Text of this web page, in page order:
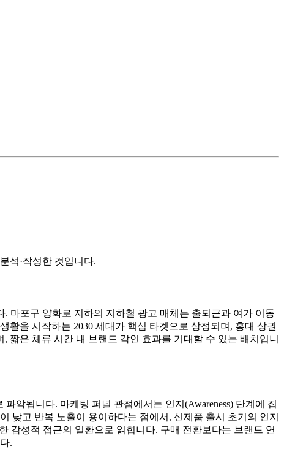
석·작성한 것입니다.
마포구 양화로 지하의 지하철 광고 매체는 출퇴근과 여가 이동
을 시작하는 2030 세대가 핵심 타겟으로 상정되며, 홍대 상권
은 체류 시간 내 브랜드 각인 효과를 기대할 수 있는 배치입니
악됩니다. 마케팅 퍼널 관점에서는 인지(Awareness) 단계에 집
낮고 반복 노출이 용이하다는 점에서, 신제품 출시 초기의 인지
감성적 접근의 일환으로 읽힙니다. 구매 전환보다는 브랜드 연
.